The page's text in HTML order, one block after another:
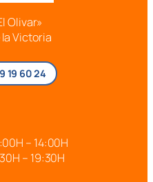
Olivar»
la Victoria
19 60 24
– 14:00H
– 19:30H